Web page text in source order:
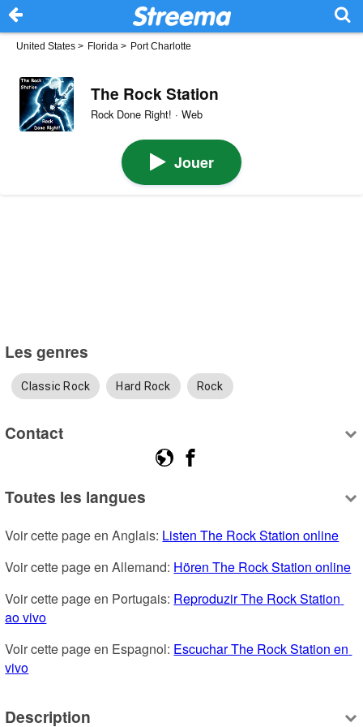
United States > Florida > Port Charlotte
The Rock Station
Rock Done Right! · Web
Jouer
Les genres
Classic Rock Hard Rock Rock
Contact
Toutes les langues
Voir cette page en Anglais: Listen The Rock Station online
Voir cette page en Allemand: Hören The Rock Station online
Voir cette page en Portugais: Reproduzir The Rock Station
ao vivo
Voir cette page en Espagnol: Escuchar The Rock Station en
vivo
Description